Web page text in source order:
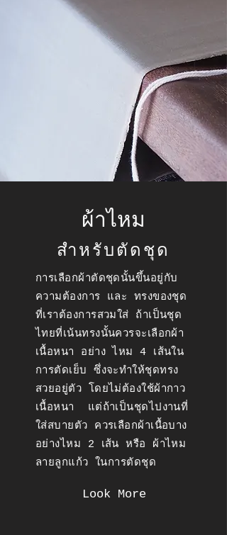
ผ้าไหม
สำหรับตัดชุด
การเลือกผ้าตัดชุดนั้นขึ้นอยู่กับ
ความต้องการ และ ทรงของชุด
ที่เราต้องการสวมใส่ ถ้าเป็นชุด
ไทยที่เน้นทรงนั้นควรจะเลือกผ้า
เนื้อหนา อย่าง ไหม 4 เส้นใน
การตัดเย็บ ซึ่งจะทำให้ชุดทรง
สวยอยู่ตัว โดยไม่ต้องใช้ผ้ากาว
เนื้อหนา แต่ถ้าเป็นชุดไปงานที่
ใส่สบายตัว ควรเลือกผ้าเนื้อบาง
อย่างไหม 2 เส้น หรือ ผ้าไหม
ลายลูกแก้ว ในการตัดชุด
Look More